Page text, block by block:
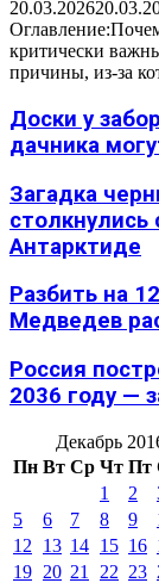
20.03.2026
критически
причины, из-за
Доски у
дачника
Загадка
Антарктиде
Разбить на
Медведев
Россия
2036 году —
Декабрь
Пн Вт Ср Чт Пт
1
2
5
6 7 8 9
12
13 14 15 16
19 20 21 22 23